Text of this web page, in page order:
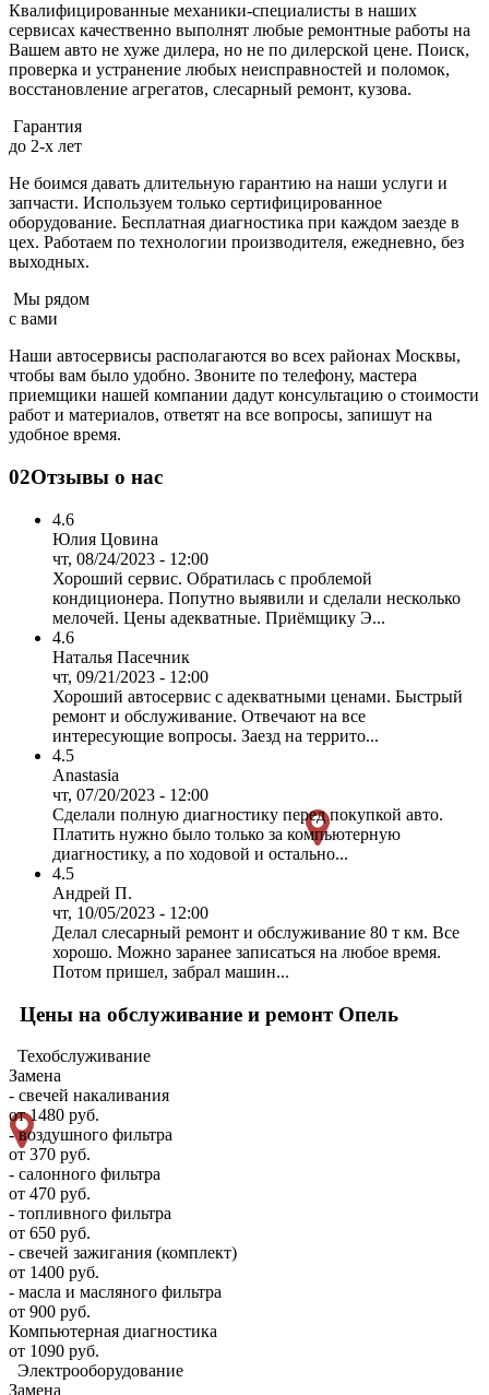
Квалифицированные механики-специалисты в наших
сервисах качественно выполнят любые ремонтные работы на
Вашем авто не хуже дилера, но не по дилерской цене. Поиск,
проверка и устранение любых неисправностей и поломок,
восстановление агрегатов, слесарный ремонт, кузова.
Гарантия
до 2-х лет
Не боимся давать длительную гарантию на наши услуги и
запчасти. Используем только сертифицированное
оборудование. Бесплатная диагностика при каждом заезде в
цех. Работаем по технологии производителя, ежедневно, без
выходных.
Мы рядом
с вами
Наши автосервисы располагаются во всех районах Москвы,
чтобы вам было удобно. Звоните по телефону, мастера
приемщики нашей компании дадут консультацию о стоимости
работ и материалов, ответят на все вопросы, запишут на
удобное время.
02Отзывы о нас
4.6
Юлия Цовина
чт, 08/24/2023 - 12:00
Хороший сервис. Обратилась с проблемой
кондиционера. Попутно выявили и сделали несколько
мелочей. Цены адекватные. Приёмщику Э...
4.6
Наталья Пасечник
чт, 09/21/2023 - 12:00
Хороший автосервис с адекватными ценами. Быстрый
ремонт и обслуживание. Отвечают на все
интересующие вопросы. Заезд на террито...
4.5
Anastasia
чт, 07/20/2023 - 12:00
Сделали полную диагностику перед покупкой авто.
Платить нужно было только за компьютерную
диагностику, а по ходовой и остально...
4.5
Андрей П.
чт, 10/05/2023 - 12:00
Делал слесарный ремонт и обслуживание 80 т км. Все
хорошо. Можно заранее записаться на любое время.
Потом пришел, забрал машин...
Цены на обслуживание и ремонт Опель
Техобслуживание
Замена
- свечей накаливания
от 1480 руб.
- воздушного фильтра
от 370 руб.
- салонного фильтра
от 470 руб.
- топливного фильтра
от 650 руб.
- свечей зажигания (комплект)
от 1400 руб.
- масла и масляного фильтра
от 900 руб.
Компьютерная диагностика
от 1090 руб.
Электрооборудование
Замена